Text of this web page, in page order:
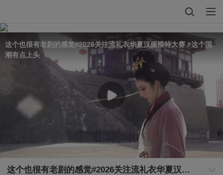
这个也很有老剧的感觉#2026关注流礼衣华夏汉服模特大赛 #这个国
潮有点上头
这个也很有老剧的感觉#2026关注流礼衣华夏汉服模特大赛 #这个国潮有点上头